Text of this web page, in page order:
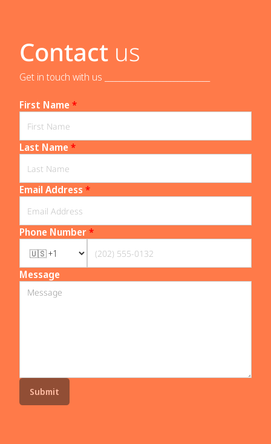
Contact us
Get in touch with us _____________________________
First Name*
Last Name*
Email Address *
Phone Number*
Message